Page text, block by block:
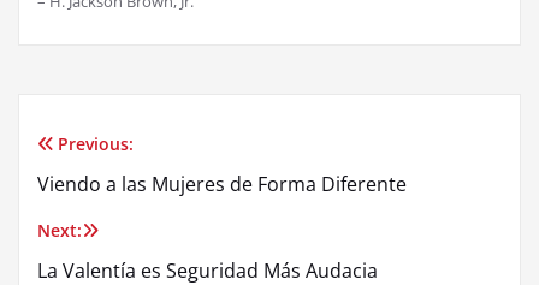
Post
navigation
Previous:
Viendo a las Mujeres de Forma Diferente
Next:
La Valentía es Seguridad Más Audacia